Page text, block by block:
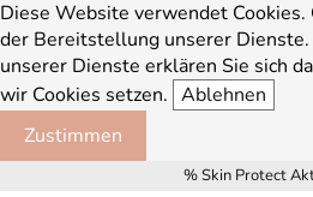
Diese Website verwendet Cookies.
der Bereitstellung unserer
unserer Dienste erklären Sie sich
wir Cookies setzen. Ablehnen
Zustimmen
% Skin Protect